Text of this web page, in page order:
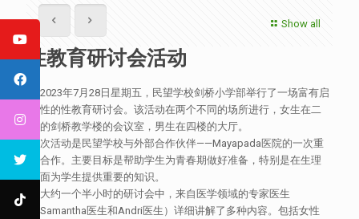
Show all
性教育研讨会活动
于2023年7月28日星期五，民望学校剑桥小学部举行了一场富有启
发性的性教育研讨会。该活动在两个不同的场所进行，女生在二
楼的剑桥教学楼的会议室，男生在四楼的大厅。
此次活动是民望学校与外部合作伙伴——Mayapada医院的一次重
要合作。主要目标是帮助学生为青春期做好准备，特别是在生理
方面为学生提供重要的知识。
在大约一个半小时的研讨会中，来自医学领域的专家医生
（Samantha医生和Andri医生）详细讲解了多种内容。包括女性